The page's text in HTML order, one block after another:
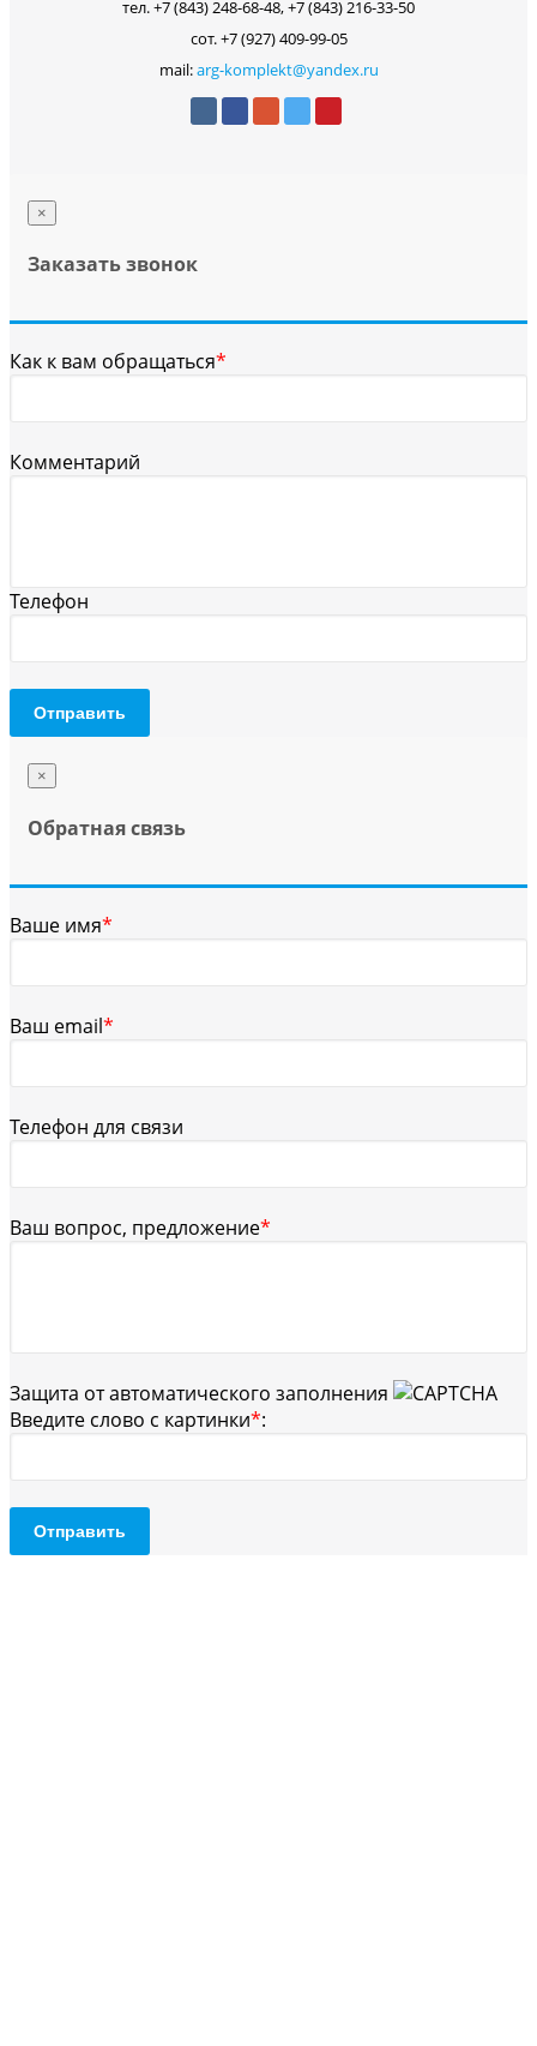
тел. +7 (843) 248-68-48, +7 (843) 216-33-50
сот. +7 (927) 409-99-05
mail:arg-komplekt@yandex.ru
×
Заказать звонок
Как к вам обращаться*
Комментарий
Телефон
Отправить
×
Обратная связь
Ваше имя*
Ваш email*
Телефон для связи
Ваш вопрос, предложение*
Защита от автоматического заполнения
Введите слово с картинки*:
Отправить